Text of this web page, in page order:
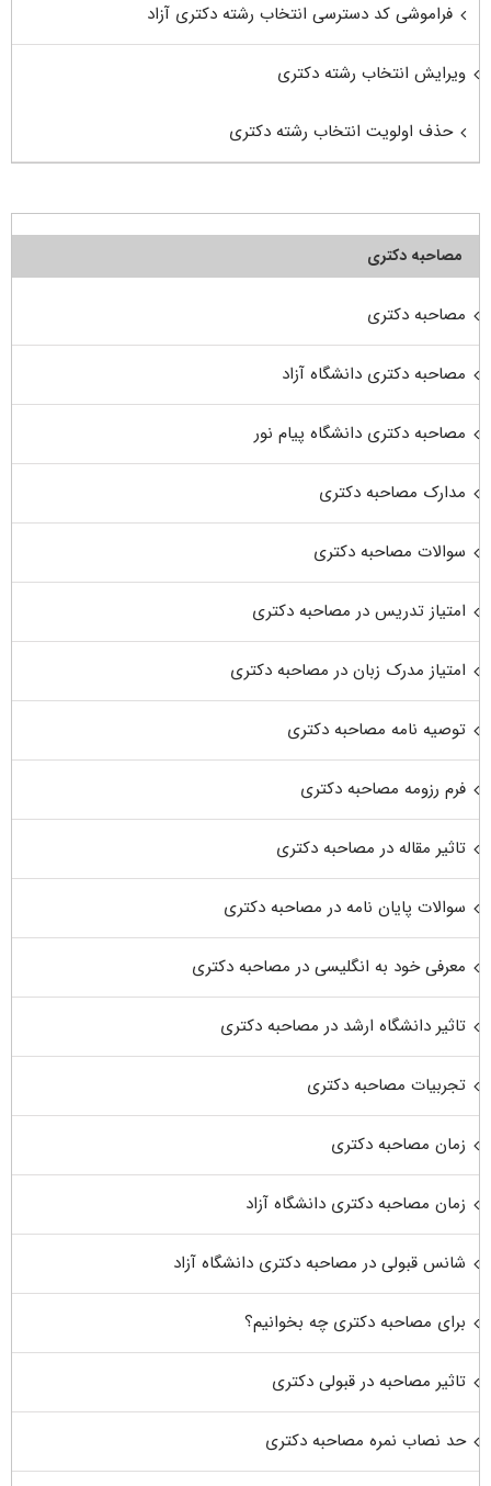
فراموشی کد دسترسی انتخاب رشته دکتری آزاد
ویرایش انتخاب رشته دکتری
حذف اولویت انتخاب رشته دکتری
مصاحبه دکتری
مصاحبه دکتری
مصاحبه دکتری دانشگاه آزاد
مصاحبه دکتری دانشگاه پیام نور
مدارک مصاحبه دکتری
سوالات مصاحبه دکتری
امتیاز تدریس در مصاحبه دکتری
امتیاز مدرک زبان در مصاحبه دکتری
توصیه نامه مصاحبه دکتری
فرم رزومه مصاحبه دکتری
تاثیر مقاله در مصاحبه دکتری
سوالات پایان نامه در مصاحبه دکتری
معرفی خود به انگلیسی در مصاحبه دکتری
تاثیر دانشگاه ارشد در مصاحبه دکتری
تجربیات مصاحبه دکتری
زمان مصاحبه دکتری
زمان مصاحبه دکتری دانشگاه آزاد
شانس قبولی در مصاحبه دکتری دانشگاه آزاد
برای مصاحبه دکتری چه بخوانیم؟
تاثیر مصاحبه در قبولی دکتری
حد نصاب نمره مصاحبه دکتری